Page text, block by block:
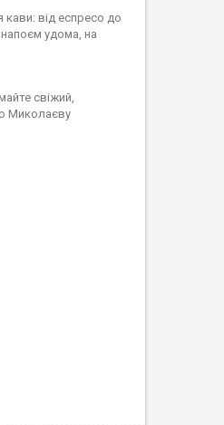
кави: від еспресо до
удома, на
свіжий,
Миколаєву